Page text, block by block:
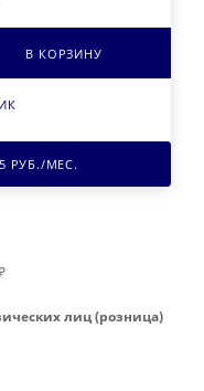
В КОРЗИНУ
РУБ./МЕС.
лиц (розница)